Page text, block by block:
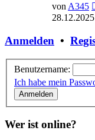
vonA345
Anmelden •
Benutzername:
Ich habe mein
Wer ist online?